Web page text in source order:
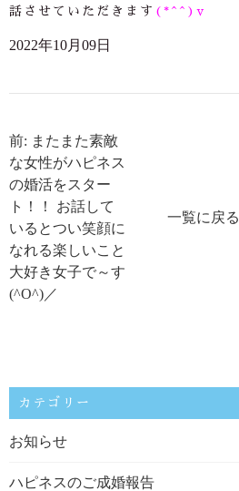
話させていただきます (*^^)v
2022年10月09日
前: またまた素敵
な女性がハピネス
の婚活をスター
ト！！ お話して
いるとつい笑顔に
なれる楽しいこと
大好き女子で～す
(^O^)／
一覧に戻る
カテゴリー
お知らせ
ハピネスのご成婚報告